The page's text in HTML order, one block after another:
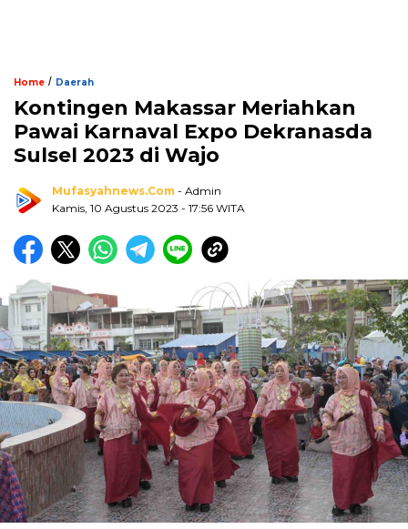
Home / Daerah
Kontingen Makassar Meriahkan
Pawai Karnaval Expo Dekranasda
Sulsel 2023 di Wajo
Mufasyahnews.com - Admin
Kamis, 10 Agustus 2023 - 17:56 WITA